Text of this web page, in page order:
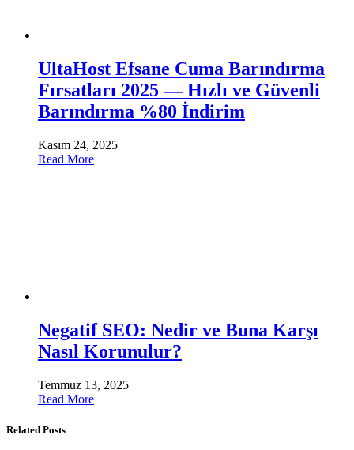
UltaHost Efsane Cuma Barındırma
Fırsatları 2025 — Hızlı ve Güvenli
Barındırma %80 İndirim
Kasım 24, 2025
Read More
Negatif SEO: Nedir ve Buna Karşı
Nasıl Korunulur?
Temmuz 13, 2025
Read More
Related Posts